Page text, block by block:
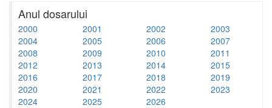
Anul dosarului
2000 2001 2002
2003
2004
2005 2006
2007
2008
2009 2010
2011
2012
2013 2014
2015
2016
2017 2018
2019
2020
2021 2022
2023
2024
2025 2026